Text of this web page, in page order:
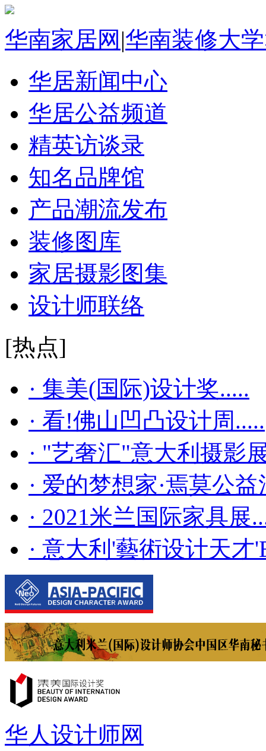
华南家居网 |华南装修大
华居新闻中心
华居公益频道
精英访谈录
知名品牌馆
产品潮流发布
装修图库
家居摄影图集
设计师联络
[热点]
· 集美(国际)设计奖.....
· 看!佛山凹凸设计周.....
· "艺奢汇"​意大利摄影
· 爱的梦想家·焉莫公益
· 2021米兰国际家具展
· 意大利'藝術设计天才
华人设计师网